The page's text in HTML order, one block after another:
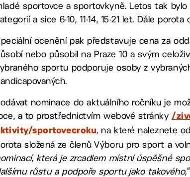
sportovce a sportovkyně. Letos tak
a sice 6-10, 11-14, 15-21 let. Dále
ocenění pak představuje cena za
nebo působil na Praze 10 a svým
sportu podporuje osoby z
nominace do aktuálního ročníku je
a to prostřednictvím webové stránky /
sportovecroku, na které naleznete
složená ze členů Výboru pro sport a
která je zrcadlem místní úspěšné
růstu a podpoře sportu jako takového,